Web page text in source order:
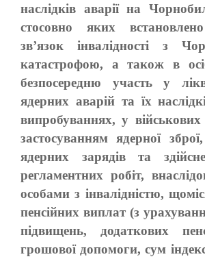
наслідків аварії на
стосовно яких
зв’язок інвалідності з
катастрофою, а також в
безпосередню участь у
ядерних аварій та їх
випробуваннях, у військових
застосуванням ядерної
ядерних зарядів та
регламентних робіт,
особами з інвалідністю,
пенсійних виплат (з
підвищень, додаткових
грошової допомоги, сум